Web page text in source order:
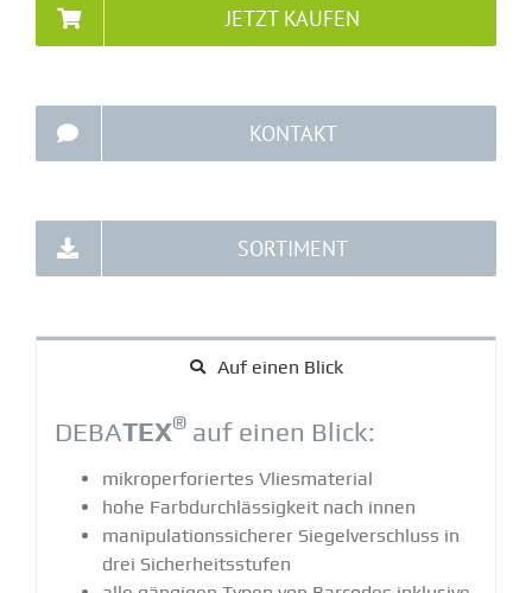
JETZT KAUFEN
KONTAKT
SORTIMENT
Auf einen Blick
DEBATEX®auf einen Blick:
mikro­per­fo­riertes Vlies­ma­terial
hohe Farbdurch­läs­sigkeit nach innen
manipu­la­ti­ons­si­cherer Siegel­ver­schluss in
drei Sicher­heits­stufen